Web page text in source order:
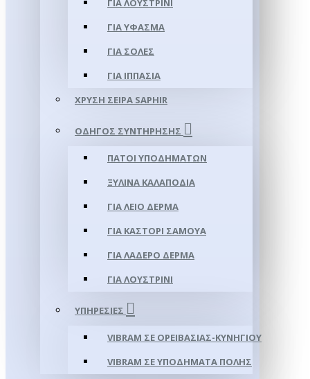
ΓΙΑ ΛΟΥΣΤΡΊΝΙ
ΓΙΑ ΥΦΑΣΜΑ
ΓΙΑ ΣΌΛΕΣ
ΓΙΑ ΙΠΠΑΣΊΑ
ΧΡΥΣΉ ΣΕΙΡΆ SAPHIR
ΟΔΗΓΌΣ ΣΥΝΤΉΡΗΣΗΣ
ΠΆΤΟΙ ΥΠΟΔΗΜΆΤΩΝ
ΞΎΛΙΝΑ ΚΑΛΑΠΌΔΙΑ
ΓΙΑ ΛΕΊΟ ΔΈΡΜΑ
ΓΙΑ ΚΑΣΤΌΡΙ ΣΑΜΟΎΑ
ΓΙΑ ΛΑΔΕΡΌ ΔΈΡΜΑ
ΓΙΑ ΛΟΥΣΤΡΊΝΙ
ΥΠΗΡΕΣΊΕΣ
VIBRAM ΣΕ ΟΡΕΙΒΑΣΊΑΣ-ΚΥΝΗΓΊΟΥ
VIBRAM ΣΕ ΥΠΟΔΉΜΑΤΑ ΠΌΛΗΣ